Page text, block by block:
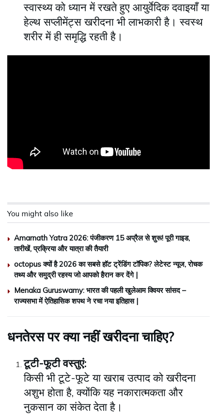
स्वास्थ्य को ध्यान में रखते हुए आयुर्वेदिक दवाइयाँ या
हेल्थ सप्लीमेंट्स खरीदना भी लाभकारी है। स्वस्थ
शरीर में ही समृद्धि रहती है।
You might also like
Amarnath Yatra 2026: पंजीकरण 15 अप्रैल से शुरू! पूरी गाइड,
तारीखें, प्रक्रिया और यात्रा की तैयारी
octopus क्यों है 2026 का सबसे हॉट ट्रेंडिंग टॉपिक? लेटेस्ट न्यूज, रोचक
तथ्य और समुद्री रहस्य जो आपको हैरान कर देंगे |
Menaka Guruswamy: भारत की पहली खुलेआम क्वियर सांसद –
राज्यसभा में ऐतिहासिक शपथ ने रचा नया इतिहास |
धनतेरस पर क्या नहीं खरीदना चाहिए?
टूटी-फूटी वस्तुएं:
किसी भी टूटे-फूटे या खराब उत्पाद को खरीदना
अशुभ होता है, क्योंकि यह नकारात्मकता और
नुकसान का संकेत देता है।